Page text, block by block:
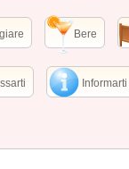
Bere
Informarti